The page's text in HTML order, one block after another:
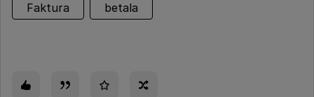
Faktura betala